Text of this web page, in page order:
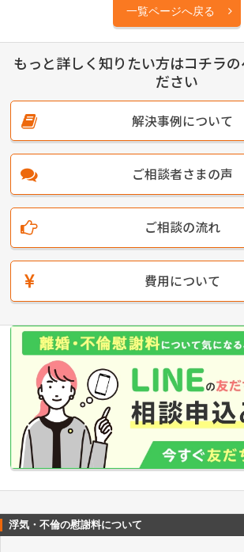
一覧ページへ戻る
もっと詳しく知りたい方はコチラ
ださい
解決事例について
ご相談者さまの声
ご相談の流れ
費用について
浮気・不倫の慰謝料について